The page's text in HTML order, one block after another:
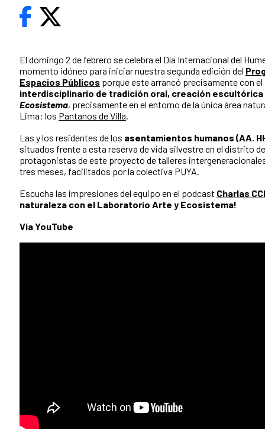
El domingo 2 de febrero se celebra el Día Internacional del
momento idóneo para iniciar nuestra segunda edición del
Espacios Públicos porque este arrancó precisamente con el
interdisciplinario de tradición oral, creación
Ecosistema, precisamente en el entorno de la única área
Lima: los Pantanos de Villa.
Las y los residentes de los asentamientos humanos (AA.
situados frente a esta reserva de vida silvestre en el distrito
protagonistas de este proyecto de talleres
tres meses, facilitados por la colectiva PUYA.
Escucha las impresiones del equipo en el podcast Charlas
naturaleza con el Laboratorio Arte y Ecosistema!
Vía YouTube